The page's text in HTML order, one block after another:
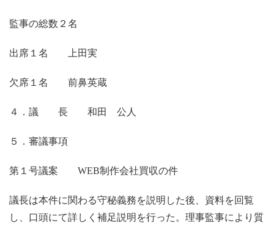
監事の総数２名
出席１名 上田実
欠席１名 前鼻英蔵
４．議 長 和田 公人
５．審議事項
第１号議案 WEB制作会社買収の件
議長は本件に関わる守秘義務を説明した後、資料を回覧
し、口頭にて詳しく補足説明を行った。理事監事により質